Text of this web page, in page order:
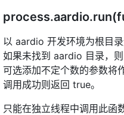
以 aardio 开发环境为根目
如果未找到 aardio 目录，
可选添加不定个数的参数将
调用成功则返回 true。
只能在独立线程中调用此函